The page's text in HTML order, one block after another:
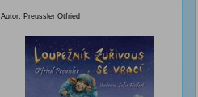
Autor: Preussler Otfried